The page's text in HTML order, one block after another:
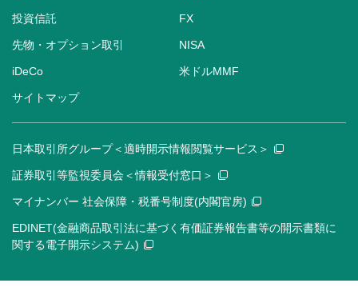
投資信託 FX
先物・オプション取引 NISA
iDeCo 米ドルMMF
サイトマップ
日本取引所グループ＜適時開示情報閲覧サービス＞
証券取引等監視委員会＜情報受付窓口＞
マイナンバー 社会保障・税番号制度(内閣官房)
EDINET(金融商品取引法に基づく有価証券報告書等の開示書類に
関する電子開示システム)